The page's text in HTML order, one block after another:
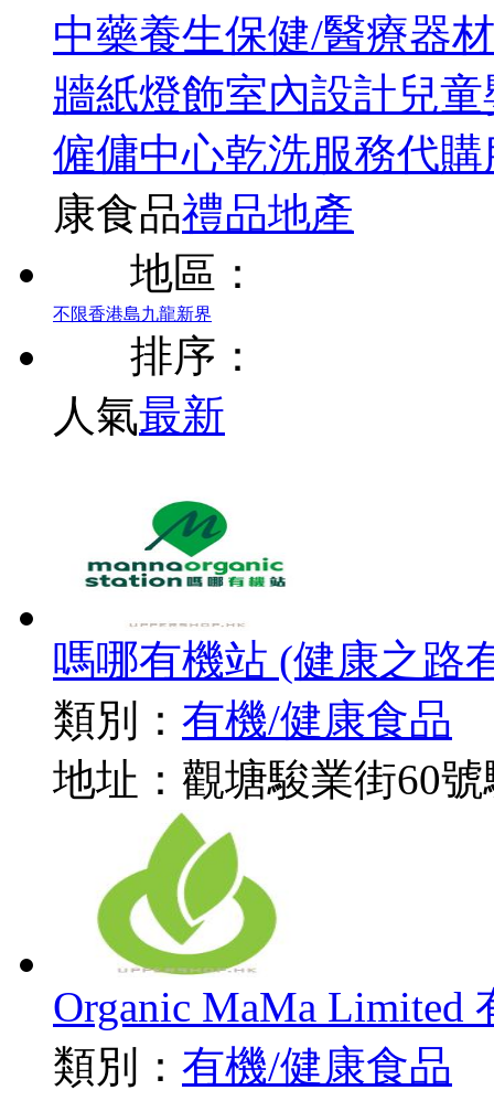
中藥養生保健/醫療器材
牆紙燈飾室內設計兒
僱傭中心乾洗服務代購
康食品禮品地產
地區：
不限香港島九龍新界
排序：
人氣最新
嗎哪有機站 (健康之路
類別： 有機/健康食品
地址：觀塘駿業街60
Organic MaMa Limited
類別： 有機/健康食品